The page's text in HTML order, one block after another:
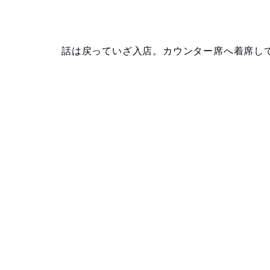
話は戻っていざ入店。カウンター席へ着席し